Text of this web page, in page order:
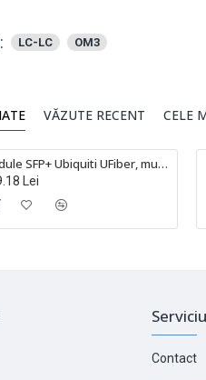
LC-LC OM3
VĂZUTE RECENT CELE
Module SFP+ Ubiquiti UFiber, multi-mode, conector LC, TX:850nm, RX:850nm, 300m, 10Gbps - UACC-OM-MM-10G-D-2
Lei
Contact